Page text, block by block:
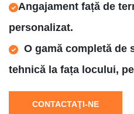
Angajament față de
personalizat.
O gamă completă de
tehnică la fața locului,
CONTACTAŢI-NE